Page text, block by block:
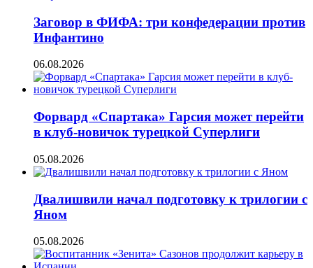
Заговор в ФИФА: три конфедерации против
Инфантино
06.08.2026
Форвард «Спартака» Гарсия может перейти
в клуб-новичок турецкой Суперлиги
05.08.2026
Двалишвили начал подготовку к трилогии с
Яном
05.08.2026